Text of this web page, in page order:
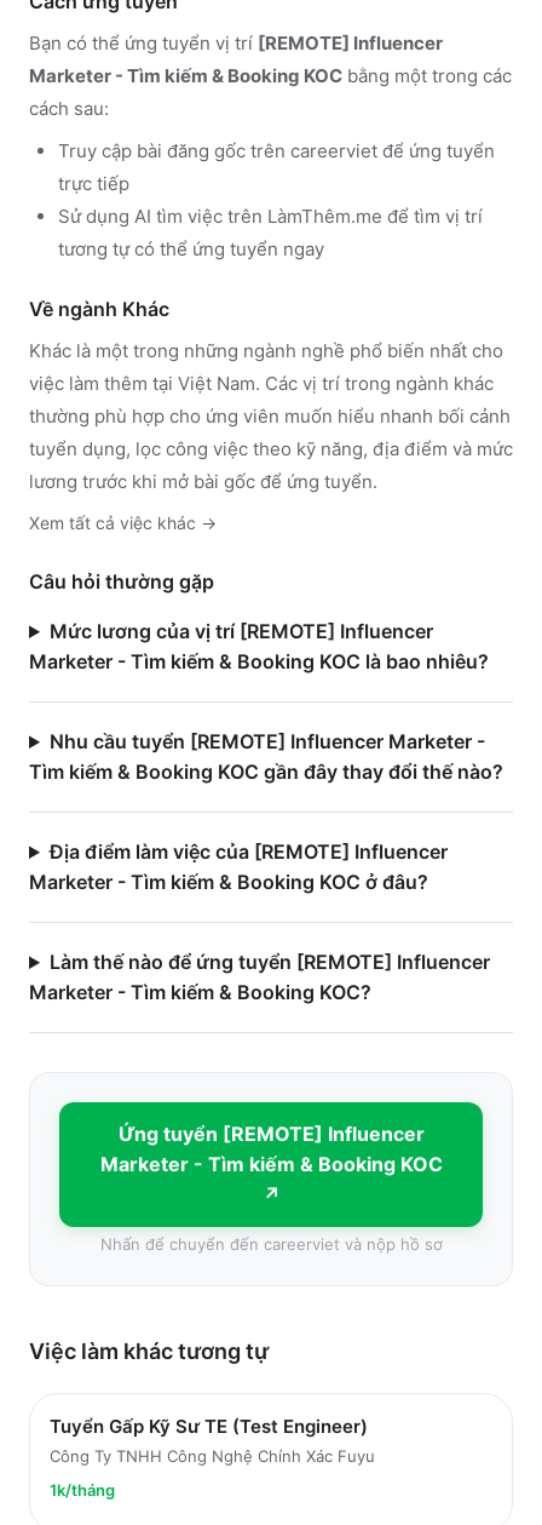
Bạn có thể ứng tuyển vị trí [REMOTE] Influencer
Marketer - Tìm kiếm & Booking KOC bằng một trong các
cách sau:
Truy cập bài đăng gốc trên careerviet để ứng tuyển
trực tiếp
Sử dụng AI tìm việc trên LàmThêm.me để tìm vị trí
tương tự có thể ứng tuyển ngay
Về ngành Khác
Khác là một trong những ngành nghề phổ biến nhất cho
việc làm thêm tại Việt Nam. Các vị trí trong ngành khác
thường phù hợp cho ứng viên muốn hiểu nhanh bối cảnh
tuyển dụng, lọc công việc theo kỹ năng, địa điểm và mức
lương trước khi mở bài gốc để ứng tuyển.
Xem tất cả việc khác →
Câu hỏi thường gặp
Mức lương của vị trí [REMOTE] Influencer
Marketer - Tìm kiếm & Booking KOC là bao nhiêu?
Nhu cầu tuyển [REMOTE] Influencer Marketer -
Tìm kiếm & Booking KOC gần đây thay đổi thế nào?
Địa điểm làm việc của [REMOTE] Influencer
Marketer - Tìm kiếm & Booking KOC ở đâu?
Làm thế nào để ứng tuyển [REMOTE] Influencer
Marketer - Tìm kiếm & Booking KOC?
Ứng tuyển [REMOTE] Influencer
Marketer - Tìm kiếm & Booking KOC
↗
Nhấn để chuyển đến careerviet và nộp hồ sơ
Việc làm kháctương tự
Tuyển Gấp Kỹ Sư TE (Test Engineer)
Công Ty TNHH Công Nghệ Chính Xác Fuyu
1k/tháng